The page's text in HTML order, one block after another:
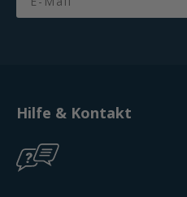
Hilfe & Kontakt